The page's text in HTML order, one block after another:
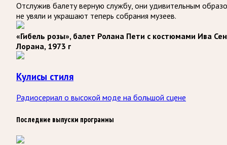
Отслужив балету верную службу, они удивительным
не увяли и украшают теперь собрания музеев.
«Гибель розы», балет Ролана Пети с костюмами Ива
Лорана, 1973 г
Кулисы стиля
Радиосериал о высокой моде на большой сцене
Последние выпуски программы